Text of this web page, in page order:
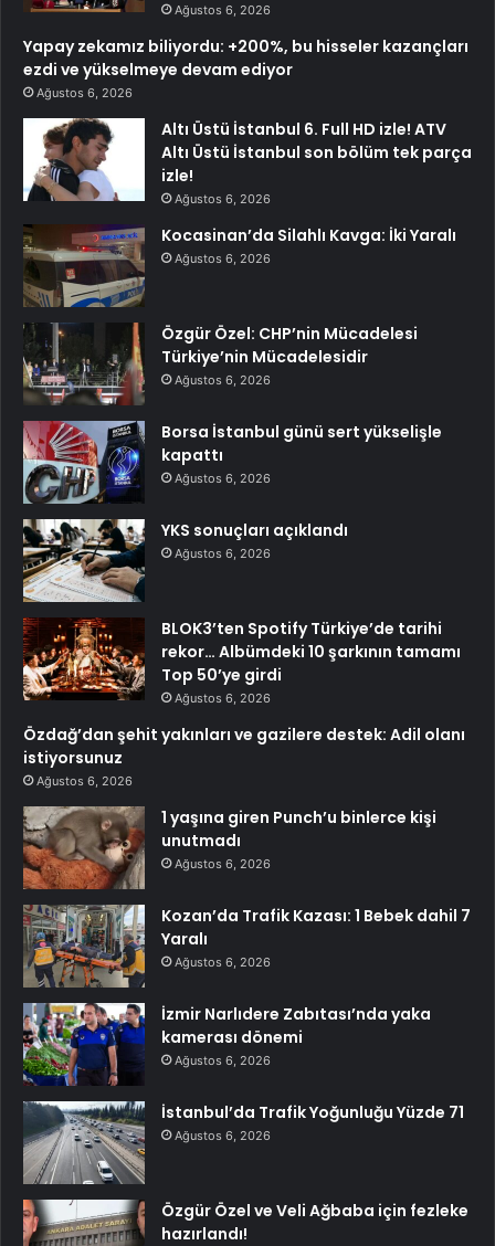
Ağustos 6, 2026
Yapay zekamız biliyordu: +200%, bu hisseler kazançları
ezdi ve yükselmeye devam ediyor
Ağustos 6, 2026
Altı Üstü İstanbul 6. Full HD izle! ATV
Altı Üstü İstanbul son bölüm tek parça
izle!
Ağustos 6, 2026
Kocasinan’da Silahlı Kavga: İki Yaralı
Ağustos 6, 2026
Özgür Özel: CHP’nin Mücadelesi
Türkiye’nin Mücadelesidir
Ağustos 6, 2026
Borsa İstanbul günü sert yükselişle
kapattı
Ağustos 6, 2026
YKS sonuçları açıklandı
Ağustos 6, 2026
BLOK3’ten Spotify Türkiye’de tarihi
rekor… Albümdeki 10 şarkının tamamı
Top 50’ye girdi
Ağustos 6, 2026
Özdağ’dan şehit yakınları ve gazilere destek: Adil olanı
istiyorsunuz
Ağustos 6, 2026
1 yaşına giren Punch’u binlerce kişi
unutmadı
Ağustos 6, 2026
Kozan’da Trafik Kazası: 1 Bebek dahil 7
Yaralı
Ağustos 6, 2026
İzmir Narlıdere Zabıtası’nda yaka
kamerası dönemi
Ağustos 6, 2026
İstanbul’da Trafik Yoğunluğu Yüzde 71
Ağustos 6, 2026
Özgür Özel ve Veli Ağbaba için fezleke
hazırlandı!